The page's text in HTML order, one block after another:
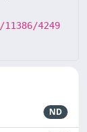
4249
ND